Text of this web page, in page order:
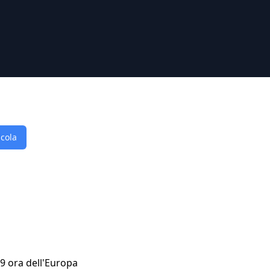
ora dell'Europa